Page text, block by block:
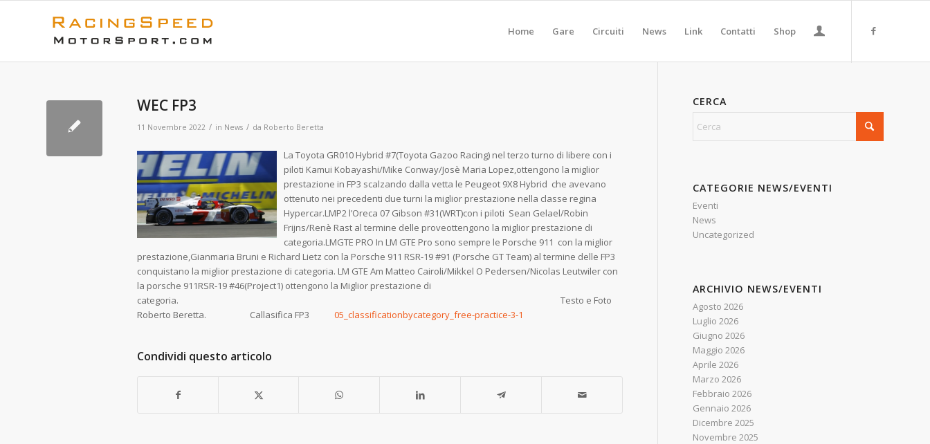
Home Gare Circuiti News Link Contatti Shop
WEC FP3
11 Novembre 2022 / in News / da Roberto Beretta
La Toyota GR010 Hybrid #7(Toyota Gazoo Racing) nel terzo turno di libere con i
piloti Kamui Kobayashi/Mike Conway/Josè Maria Lopez,ottengono la miglior
prestazione in FP3 scalzando dalla vetta le Peugeot 9X8 Hybrid che avevano
ottenuto nei precedenti due turni la miglior prestazione nella classe regina
Hypercar.LMP2 l’Oreca 07 Gibson #31(WRT)con i piloti Sean Gelael/Robin
Frijns/Renè Rast al termine delle proveottengono la miglior prestazione di
categoria.LMGTE PRO In LM GTE Pro sono sempre le Porsche 911 con la miglior
prestazione,Gianmaria Bruni e Richard Lietz con la Porsche 911 RSR-19 #91 (Porsche GT Team) al termine delle FP3
conquistano la miglior prestazione di categoria. LM GTE Am Matteo Cairoli/Mikkel O Pedersen/Nicolas Leutwiler con
la porsche 911RSR-19 #46(Project1) ottengono la Miglior prestazione di
categoria. Testo e Foto
Roberto Beretta. Callasifica FP3 05_classificationbycategory_free-practice-3-1
Condividi questo articolo
CERCA
CATEGORIE NEWS/EVENTI
Eventi
News
Uncategorized
ARCHIVIO NEWS/EVENTI
Agosto 2026
Luglio 2026
Giugno 2026
Maggio 2026
Aprile 2026
Marzo 2026
Febbraio 2026
Gennaio 2026
Dicembre 2025
Novembre 2025